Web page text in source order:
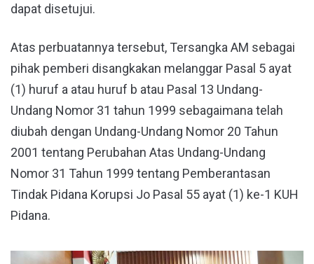
dapat disetujui.
Atas perbuatannya tersebut, Tersangka AM sebagai
pihak pemberi disangkakan melanggar Pasal 5 ayat
(1) huruf a atau huruf b atau Pasal 13 Undang-
Undang Nomor 31 tahun 1999 sebagaimana telah
diubah dengan Undang-Undang Nomor 20 Tahun
2001 tentang Perubahan Atas Undang-Undang
Nomor 31 Tahun 1999 tentang Pemberantasan
Tindak Pidana Korupsi Jo Pasal 55 ayat (1) ke-1 KUH
Pidana.